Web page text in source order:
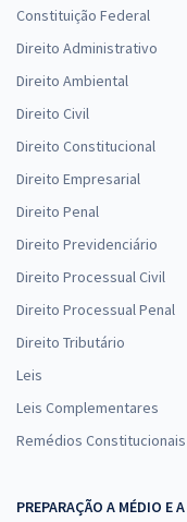
Constituição Federal
Direito Administrativo
Direito Ambiental
Direito Civil
Direito Constitucional
Direito Empresarial
Direito Penal
Direito Previdenciário
Direito Processual Civil
Direito Processual Penal
Direito Tributário
Leis
Leis Complementares
Remédios Constitucionais
PREPARAÇÃO A MÉDIO E A